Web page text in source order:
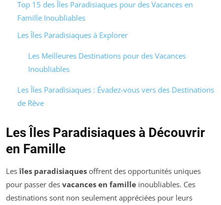
Top 15 des Îles Paradisiaques pour des Vacances en
Famille Inoubliables
Les Îles Paradisiaques à Explorer
Les Meilleures Destinations pour des Vacances
Inoubliables
Les Îles Paradisiaques : Évadez-vous vers des Destinations
de Rêve
Les Îles Paradisiaques à Découvrir
en Famille
Lesîles paradisiaques offrent des opportunités uniques
pour passer des vacances en famille inoubliables. Ces
destinations sont non seulement appréciées pour leurs